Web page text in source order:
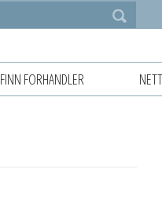
FINN FORHANDLER